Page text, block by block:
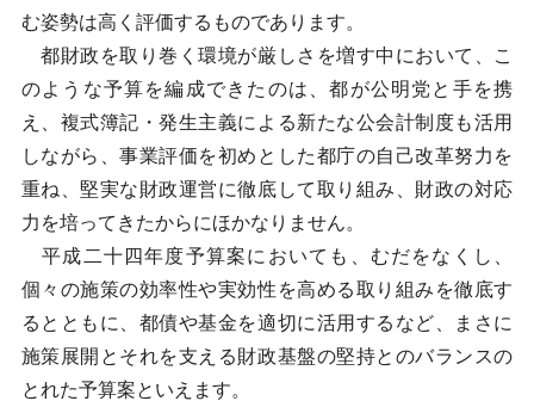
む姿勢は高く評価するものであります。
都財政を取り巻く環境が厳しさを増す中において、こ
のような予算を編成できたのは、都が公明党と手を携
え、複式簿記・発生主義による新たな公会計制度も活用
しながら、事業評価を初めとした都庁の自己改革努力を
重ね、堅実な財政運営に徹底して取り組み、財政の対応
力を培ってきたからにほかなりません。
平成二十四年度予算案においても、むだをなくし、
個々の施策の効率性や実効性を高める取り組みを徹底す
るとともに、都債や基金を適切に活用するなど、まさに
施策展開とそれを支える財政基盤の堅持とのバランスの
とれた予算案といえます。